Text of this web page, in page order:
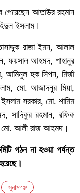
পেয়েছেন আতাউর রহমান
ইসলাম।
রাজা ইমন, আলাল
ফয়সাল আহমদ, শাহানুর
আমিনুল হক সিপন, মির্জা
মো. আজাদনুর মিয়া,
সরকার, মো. শামিম
সাদিকুর রহমান, রফিক
আলী রাজ আহমদ।
গঠন না হওয়া পর্যন্ত
সুনামগঞ্জ